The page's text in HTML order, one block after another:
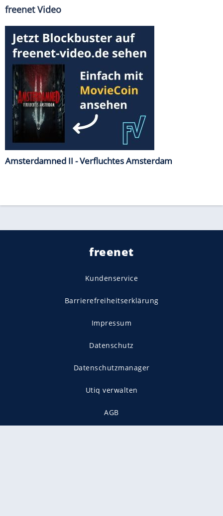
freenet Video
Amsterdamned II - Verfluchtes Amsterdam
freenet
Kundenservice
Barrierefreiheitserklärung
Impressum
Datenschutz
Datenschutzmanager
Utiq verwalten
AGB